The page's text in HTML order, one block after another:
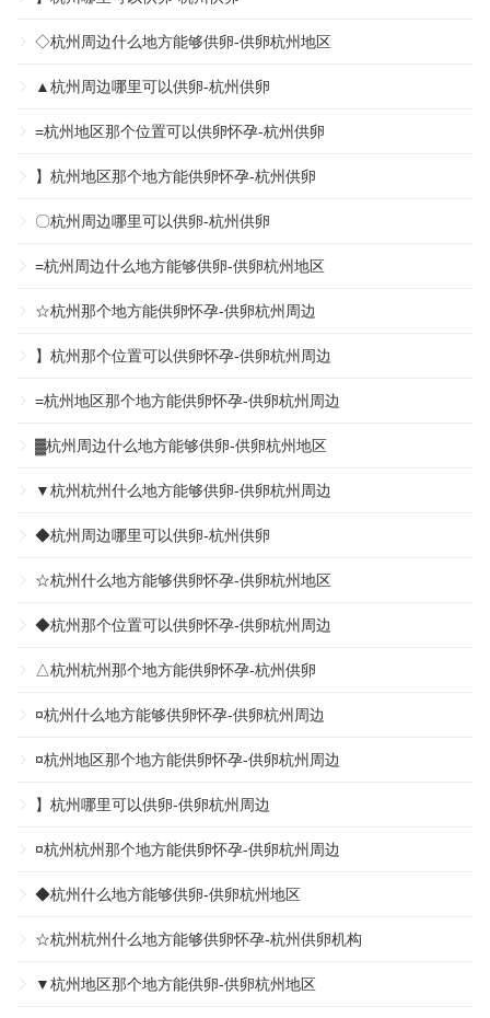
◇杭州周边什么地方能够供卵-供卵杭州地区
▲杭州周边哪里可以供卵-杭州供卵
=杭州地区那个位置可以供卵怀孕-杭州供卵
】杭州地区那个地方能供卵怀孕-杭州供卵
〇杭州周边哪里可以供卵-杭州供卵
=杭州周边什么地方能够供卵-供卵杭州地区
☆杭州那个地方能供卵怀孕-供卵杭州周边
】杭州那个位置可以供卵怀孕-供卵杭州周边
=杭州地区那个地方能供卵怀孕-供卵杭州周边
▓杭州周边什么地方能够供卵-供卵杭州地区
▼杭州杭州什么地方能够供卵-供卵杭州周边
◆杭州周边哪里可以供卵-杭州供卵
☆杭州什么地方能够供卵怀孕-供卵杭州地区
◆杭州那个位置可以供卵怀孕-供卵杭州周边
△杭州杭州那个地方能供卵怀孕-杭州供卵
¤杭州什么地方能够供卵怀孕-供卵杭州周边
¤杭州地区那个地方能供卵怀孕-供卵杭州周边
】杭州哪里可以供卵-供卵杭州周边
¤杭州杭州那个地方能供卵怀孕-供卵杭州周边
◆杭州什么地方能够供卵-供卵杭州地区
☆杭州杭州什么地方能够供卵怀孕-杭州供卵机构
▼杭州地区那个地方能供卵-供卵杭州地区